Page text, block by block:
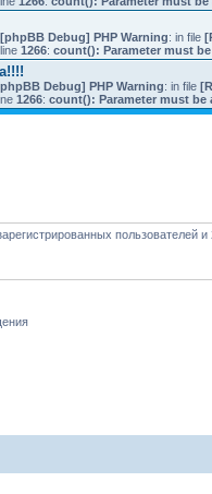
[phpBB Debug] PHP Warning: in file
line 1266: count(): Parameter must
Debug] PHP Warning: in file
1266: count(): Parameter must be
пользователей и